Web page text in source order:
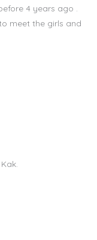
4 years ago .
meet the girls and